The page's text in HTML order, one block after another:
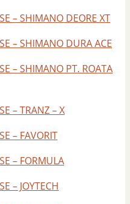
– SHIMANO DEORE XT
– SHIMANO DURA ACE
– SHIMANO PT. ROATA
– TRANZ – X
– FAVORIT
– FORMULA
– JOYTECH